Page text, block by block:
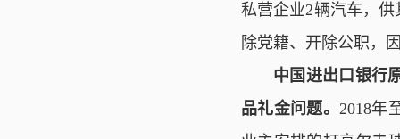
私营企业2辆汽车，
除党籍、开除公职，
中国进出口银行
品礼金问题。 2018年